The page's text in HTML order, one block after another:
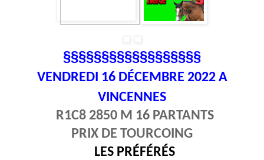
§§§§§§§§§§§§§§§§§§
VENDREDI 16DÉCEMBRE 2022 A
VINCENNES
R1C8 2850 M 16 PARTANTS
PRIX DE TOURCOING
LES PRÉFÉRÉS